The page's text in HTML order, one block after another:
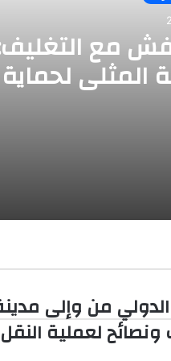
مع
المثلى
من وإلى
ونصائح لعملية النقل